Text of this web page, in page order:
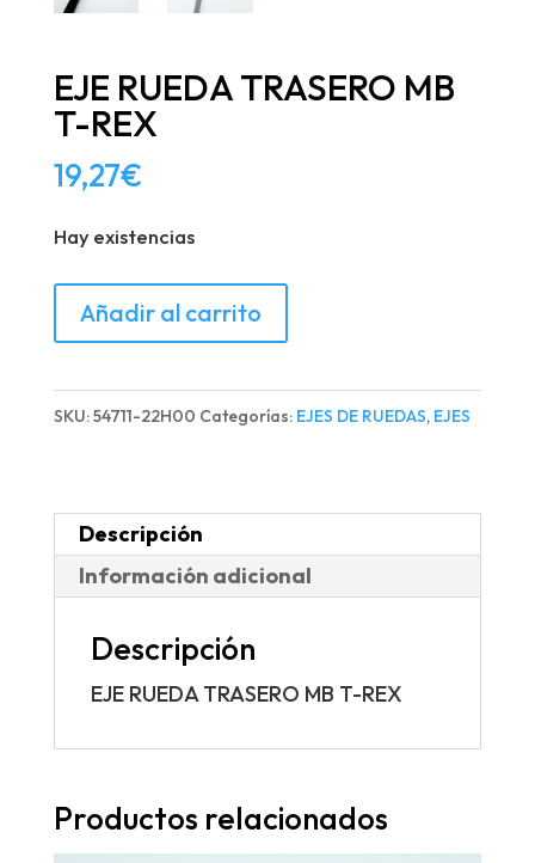
EJE RUEDA TRASERO MB
T-REX
19,27€
Hay existencias
RUEDA
MB
cantidad
Añadir al carrito
SKU:54711-22H00 Categorías: EJES DE RUEDAS, EJES
Descripción
Información adicional
Descripción
EJE RUEDA TRASERO MB T-REX
Productos relacionados